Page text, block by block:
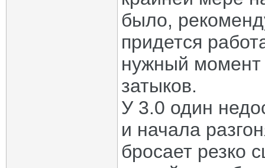
было,
придется
нужный момент
затыков.
У 3.0 один
и начала
бросает резко